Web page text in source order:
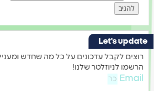
Let's update
הרשמו לניוזלטר שלנו!
Email